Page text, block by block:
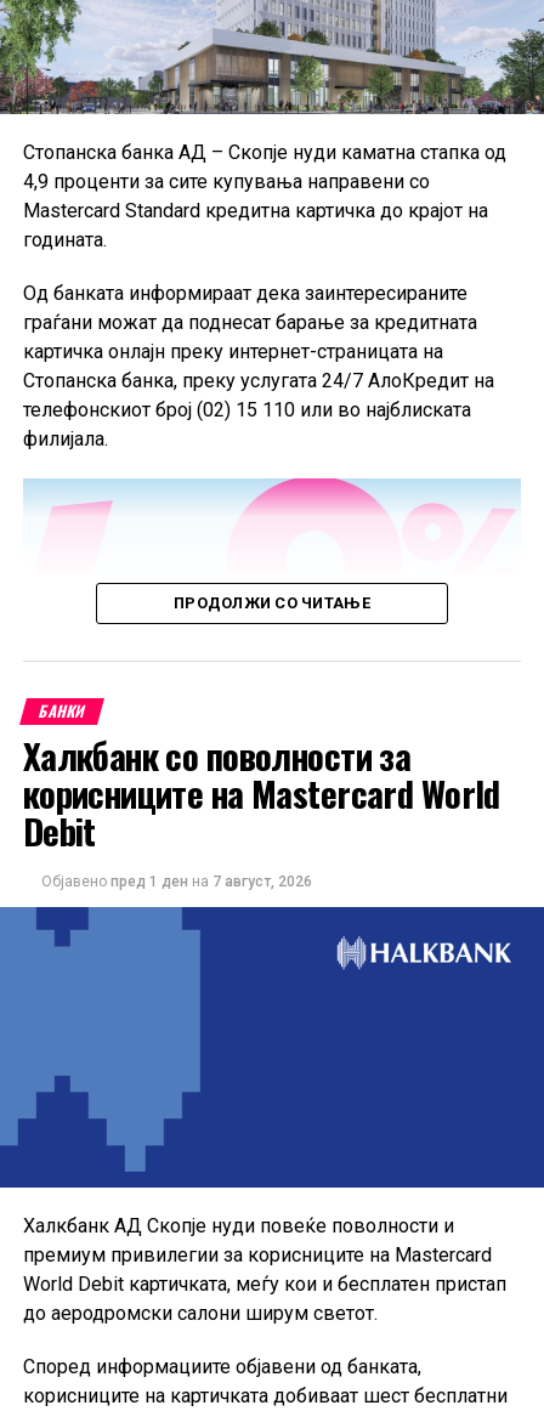
Европската банкарска управа, иако дел од малите и
средните институции користат национални
сметководствени стандарди.
Поради недостапност на податоците за Данска за
првиот квартал од 2026 година, при пресметката на
агрегатните податоци за ЕУ биле користени
податоците од четвртиот квартал од 2025 година, а кај
одредени показатели и податоци од првиот квартал
од 2025 година.
Стопанска банка АД – Скопје нуди каматна стапка од
4,9 проценти за сите купувања направени со
Mastercard Standard кредитна картичка до крајот на
годината.
Од банката информираат дека заинтересираните
граѓани можат да поднесат барање за кредитната
картичка онлајн преку интернет-страницата на
Стопанска банка, преку услугата 24/7 АлоКредит на
телефонскиот број (02) 15 110 или во најблиската
филијала.
Понудата е наменета за корисниците кои сакаат да ги
користат можностите на кредитната картичка за
своите секојдневни и летни купувања, со промотивна
ПРОДОЛЖИ СО ЧИТАЊЕ
БАНКИ
Халкбанк со поволности за
корисниците на Mastercard World
Debit
Објавено пред 1 ден на 7 август, 2026
Халкбанк АД Скопје нуди повеќе поволности и
премиум привилегии за корисниците на Mastercard
World Debit картичката, меѓу кои и бесплатен пристап
до аеродромски салони ширум светот.
Според информациите објавени од банката,
корисниците на картичката добиваат шест бесплатни